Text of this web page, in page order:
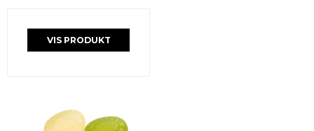
VIS PRODUKT